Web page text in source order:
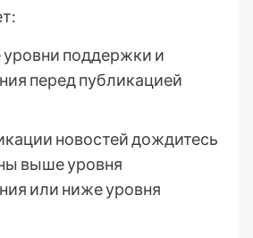
поддержки и
перед публикацией
новостей дождитесь
выше уровня
или ниже уровня